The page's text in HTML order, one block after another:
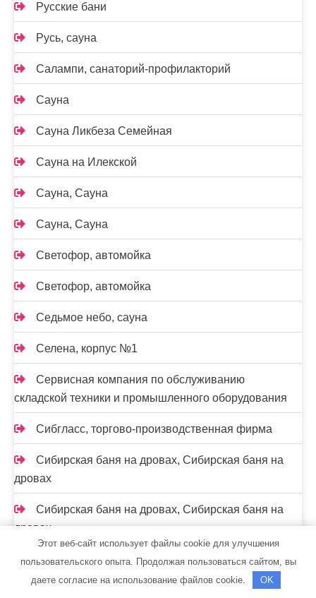
Русские бани
Русь, сауна
Салампи, санаторий-профилакторий
Сауна
Сауна Ликбеза Семейная
Сауна на Илекской
Сауна, Сауна
Сауна, Сауна
Светофор, автомойка
Светофор, автомойка
Седьмое небо, сауна
Селена, корпус №1
Сервисная компания по обслуживанию
складской техники и промышленного оборудования
Сибгласс, торгово-производственная фирма
Сибирская баня на дровах, Сибирская баня на
дровах
Сибирская баня на дровах, Сибирская баня на
дровах
Скиф, автомойка
Этот веб-сайт использует файлы cookie для улучшения
пользовательского опыта. Продолжая пользоваться сайтом, вы
даете согласие на использование файлов cookie.
OK